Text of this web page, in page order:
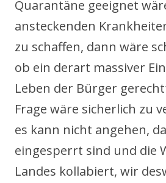
Quarantäne geeignet
ansteckenden
zu schaffen, dann wäre
ob ein derart massiver
Leben der Bürger
Frage wäre sicherlich zu
es kann nicht angehen,
eingesperrt sind und die
Landes kollabiert, wir